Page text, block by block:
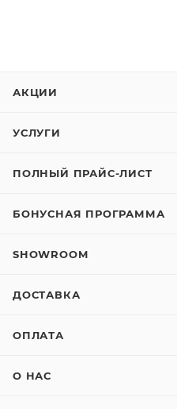
АКЦИИ
УСЛУГИ
ПОЛНЫЙ ПРАЙС-ЛИСТ
БОНУСНАЯ ПРОГРАММА
SHOWROOM
ДОСТАВКА
ОПЛАТА
О НАС